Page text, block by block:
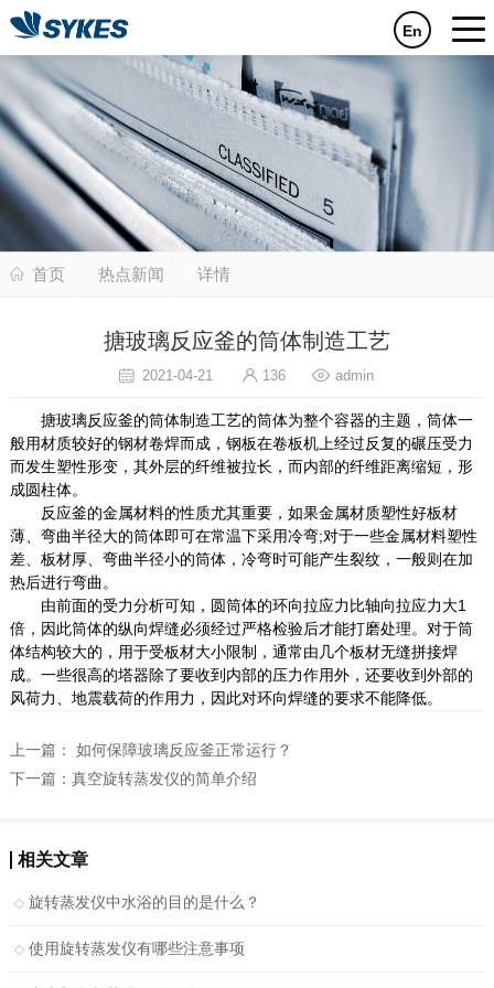
En
首页 热点新闻 详情
搪玻璃反应釜的筒体制造工艺
2021-04-21 136 admin
搪玻璃反应釜的筒体制造工艺的筒体为整个容器的主题，筒体一
般用材质较好的钢材卷焊而成，钢板在卷板机上经过反复的碾压受力
而发生塑性形变，其外层的纤维被拉长，而内部的纤维距离缩短，形
成圆柱体。
反应釜的金属材料的性质尤其重要，如果金属材质塑性好板材
薄、弯曲半径大的筒体即可在常温下采用冷弯;对于一些金属材料塑性
差、板材厚、弯曲半径小的筒体，冷弯时可能产生裂纹，一般则在加
热后进行弯曲。
由前面的受力分析可知，圆筒体的环向拉应力比轴向拉应力大1
倍，因此筒体的纵向焊缝必须经过严格检验后才能打磨处理。对于筒
体结构较大的，用于受板材大小限制，通常由几个板材无缝拼接焊
成。一些很高的塔器除了要收到内部的压力作用外，还要收到外部的
风荷力、地震载荷的作用力，因此对环向焊缝的要求不能降低。
上一篇：
如何保障玻璃反应釜正常运行？
下一篇： 真空旋转蒸发仪的简单介绍
相关文章
旋转蒸发仪中水浴的目的是什么？
使用旋转蒸发仪有哪些注意事项